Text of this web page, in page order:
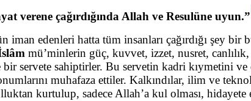
verene çağırdığında Allah ve Resulüne uyun.”
edenleri hatta tüm insanları çağırdığı şey bir
mü’minlerin güç, kuvvet, izzet, nusret,
servete sahiptirler. Bu servetin kadri kıymetini
muhafaza ettiler. Kalkındılar, ilim ve
kurtulup, sadece Allah’a kul olması, hidayete